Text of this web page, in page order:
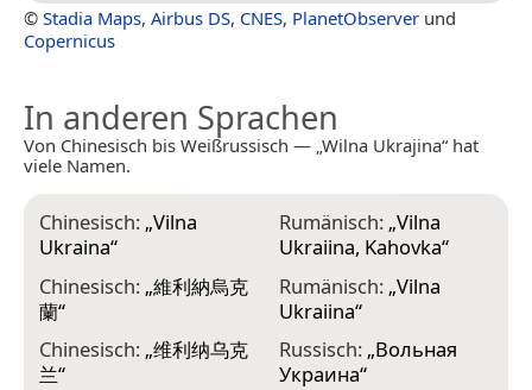
© Stadia Maps, Airbus DS, CNES, PlanetObserver und
Copernicus
In anderen Sprachen
Von Chinesisch bis Weißrussisch — „Wilna Ukrajina“ hat
viele Namen.
Chinesisch: „Vilna
Ukraina“
Chinesisch: „維利納烏克
蘭“
Chinesisch: „维利纳乌克
兰“
Rumänisch: „Vilna
Ukraiina, Kahovka“
Rumänisch: „Vilna
Ukraiina“
Russisch: „Вольная
Украина“